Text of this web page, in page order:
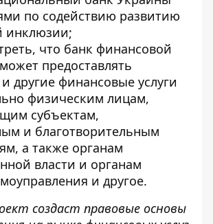
по содействию развитию
инклюзии;
что банк финансовой
предоставлять
другие финансовые услуги
физическим лицам,
субъектам,
и благотворительным
а также органам
власти и органам
и другое.
создаст правовые основы